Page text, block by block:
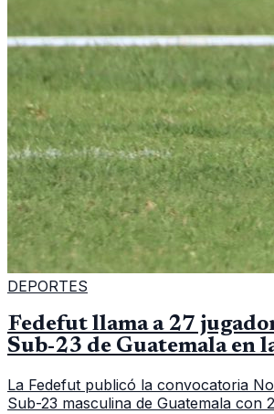
DEPORTES
Fedefut llama a 27
Sub-23 de Guatemala en
La Fedefut publicó la convocatoria
Sub-23 masculina de Guatemala con